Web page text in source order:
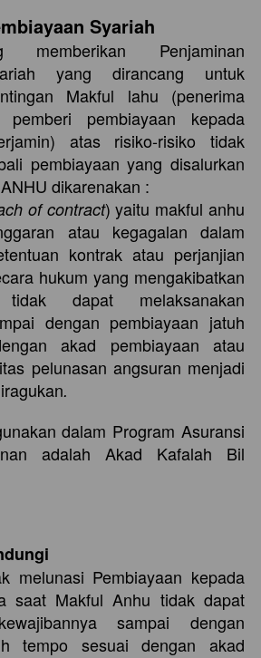
Syariah
memberikan Penjaminan
yang dirancang untuk
Makful lahu (penerima
pemberi pembiayaan kepada
atas risiko-risiko tidak
pembiayaan yang disalurkan
dikarenakan :
of contract) yaitu makful anhu
atau kegagalan dalam
kontrak atau perjanjian
hukum yang mengakibatkan
dapat melaksanakan
dengan pembiayaan jatuh
akad pembiayaan atau
pelunasan angsuran menjadi
.
dalam Program Asuransi
adalah Akad Kafalah Bil
melunasi Pembiayaan kepada
saat Makful Anhu tidak dapat
sampai dengan
tempo sesuai dengan akad